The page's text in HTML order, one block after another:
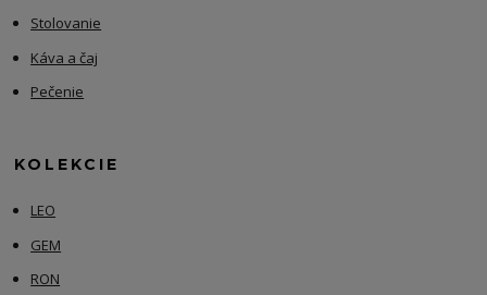
Stolovanie
Káva a čaj
Pečenie
KOLEKCIE
LEO
GEM
RON